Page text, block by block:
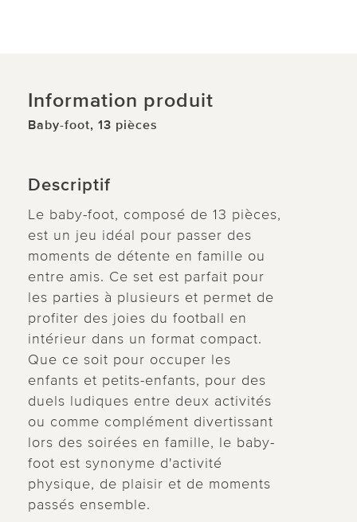
Information produit
Baby-foot, 13 pièces
Descriptif
Le baby-foot, composé de 13 pièces,
est un jeu idéal pour passer des
moments de détente en famille ou
entre amis. Ce set est parfait pour
les parties à plusieurs et permet de
profiter des joies du football en
intérieur dans un format compact.
Que ce soit pour occuper les
enfants et petits-enfants, pour des
duels ludiques entre deux activités
ou comme complément divertissant
lors des soirées en famille, le baby-
foot est synonyme d'activité
physique, de plaisir et de moments
passés ensemble.